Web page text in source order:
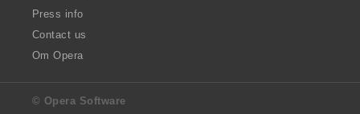
Press info
Contact us
Om Opera
© Opera Software